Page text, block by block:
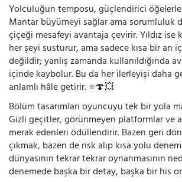
Yolculuğun temposu, güçlendirici
Mantar büyümeyi sağlar ama sorumluluk
çiçeği mesafeyi avantaja çevirir. Yıldız ise
her şeyi susturur, ama sadece kısa bir an
değildir; yanlış zamanda kullanıldığında
içinde kaybolur. Bu da her ilerleyişi daha
anlamlı hâle getirir. ⭐🍄💥
Bölüm tasarımları oyuncuyu tek bir yola
Gizli geçitler, görünmeyen platformlar ve
merak edenleri ödüllendirir. Bazen geri
çıkmak, bazen de risk alıp kısa yolu
dünyasının tekrar tekrar oynanmasının
denemede başka bir detay, başka bir his